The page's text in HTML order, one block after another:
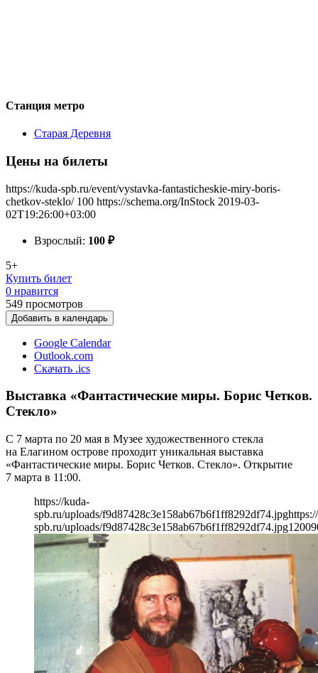
Станция метро
Старая Деревня
Цены на билеты
https://kuda-spb.ru/event/vystavka-fantasticheskie-miry-boris-
chetkov-steklo/ 100 https://schema.org/InStock 2019-03-
02T19:26:00+03:00
Взрослый: 100 ₽
5+
Купить билет
0 нравится
549 просмотров
Добавить в календарь
Google Calendar
Outlook.com
Скачать .ics
Выставка «Фантастические миры. Борис Четков.
Стекло»
С 7 марта по 20 мая в Музее художественного стекла
на Елагином острове проходит уникальная выставка
«Фантастические миры. Борис Четков. Стекло». Открытие
7 марта в 11:00.
https://kuda-
spb.ru/uploads/f9d87428c3e158ab67b6f1ff8292df74.jpg
spb.ru/uploads/f9d87428c3e158ab67b6f1ff8292df74.jpg1200